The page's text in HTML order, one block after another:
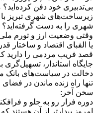
بی‌تدبیری خود دفن
زیرساخت‌های شهری تبریز
شهری را به دست گرفته‌اید؟
وقتی وضعیت ارز و تورم ملی
یا الفبای اقتصاد و ساختار
قصد فریب مردمی را دارید
جایگاه استاندار،
دخالت در سیاست‌های بانک
تنها راه زنده ماندن در
سخن آخر:
دوره فرار رو به جلو و
امروز بیدارتر از آن هستند